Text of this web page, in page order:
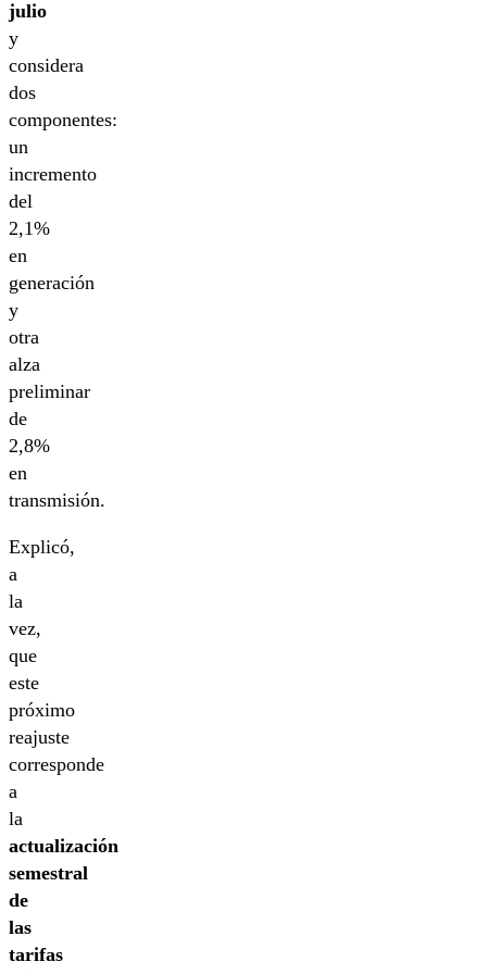
julio
y
considera
dos
componentes:
un
incremento
del
2,1%
en
generación
y
otra
alza
preliminar
de
2,8%
en
transmisión.
Explicó,
a
la
vez,
que
este
próximo
reajuste
corresponde
a
la
actualización
semestral
de
las
tarifas